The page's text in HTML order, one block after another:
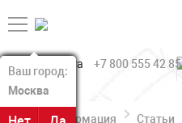
Ваш город:
Москва
Ваш город:
Москва
+7 800 555 42 85
Информация Статьи